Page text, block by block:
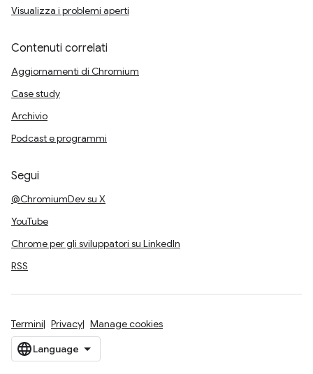
Visualizza i problemi aperti
Contenuti correlati
Aggiornamenti di Chromium
Case study
Archivio
Podcast e programmi
Segui
@ChromiumDev su X
YouTube
Chrome per gli sviluppatori su LinkedIn
RSS
Termini Privacy Manage cookies